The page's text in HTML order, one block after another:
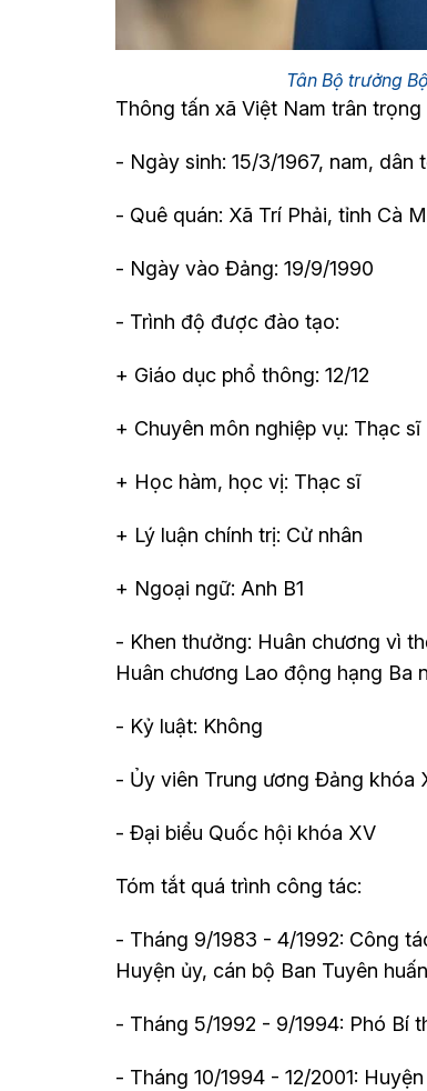
Tân Bộ trưởng
Thông tấn xã Việt Nam trân
- Ngày sinh: 15/3/1967, nam, dân
- Quê quán: Xã Trí Phải, tỉnh Cà
- Ngày vào Đảng: 19/9/1990
- Trình độ được đào tạo:
+ Giáo dục phổ thông: 12/12
+ Chuyên môn nghiệp vụ: Thạc
+ Học hàm, học vị: Thạc sĩ
+ Lý luận chính trị: Cử nhân
+ Ngoại ngữ: Anh B1
- Khen thưởng: Huân chương vì
Huân chương Lao động hạng Ba
- Kỷ luật: Không
- Ủy viên Trung ương Đảng khóa
- Đại biểu Quốc hội khóa XV
Tóm tắt quá trình công tác:
- Tháng 9/1983 - 4/1992: Công
Huyện ủy, cán bộ Ban Tuyên
- Tháng 5/1992 - 9/1994: Phó Bí
- Tháng 10/1994 - 12/2001: